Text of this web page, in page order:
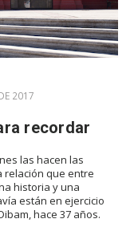
2017
recordar
las hacen las
relación que entre
historia y una
están en ejercicio
hace 37 años.